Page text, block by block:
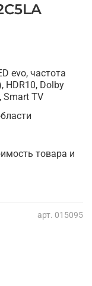
арт. 015095
evo, частота
HDR10, Dolby
Smart TV
товара и